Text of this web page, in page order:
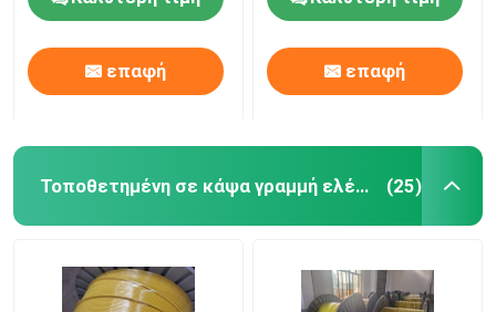
σωληνώσεων
επαφή
ανοπτείται με Ferrule
τις συναρμολογήσεις
επαφή
Τοποθετημένη σε κάψα γραμμή ελέγχου (25)